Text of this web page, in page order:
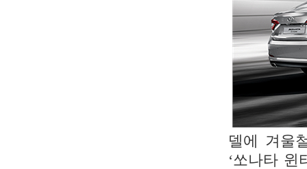
델에 겨울
‘쏘나타 윈